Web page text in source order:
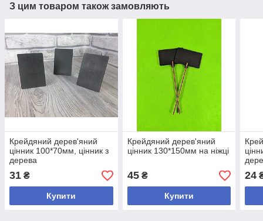
З цим товаром також замовляють
Крейдяний дерев'яний
цінник 100*70мм, цінник з
дерева
31 ₴
Купити
Крейдяний дерев'яний
цінник 130*150мм на ніжці
45₴
Купити
24